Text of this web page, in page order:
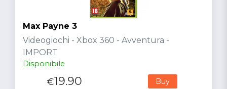
Max Payne 3
Videogiochi - Xbox 360 - Avventura -
IMPORT
Disponibile
€19.90 Buy